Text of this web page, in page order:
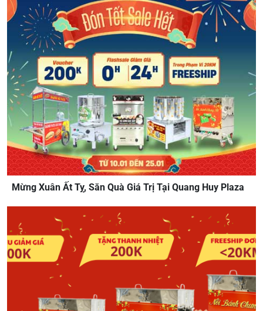
Mừng Xuân Ất Tỵ, Săn Quà Giá Trị Tại Quang Huy Plaza